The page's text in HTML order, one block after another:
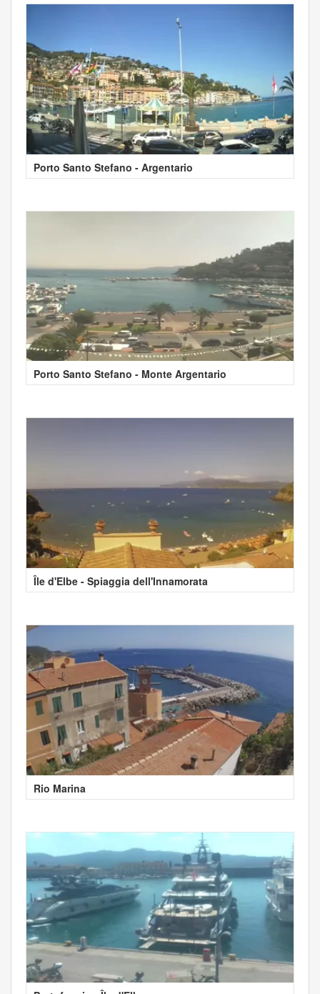
Porto Santo Stefano - Argentario
Porto Santo Stefano - Monte Argentario
Île d'Elbe - Spiaggia dell'Innamorata
Rio Marina